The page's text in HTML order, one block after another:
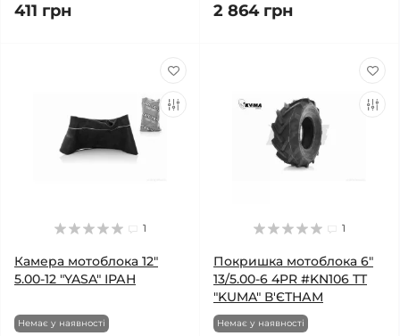
411 грн 2 864 грн
1
Камера мотоблока 12"
5.00-12 "YASA" ІРАН
Немає у наявності
1
Покришка мотоблока 6"
13/5.00-6 4PR #KN106 TT
"KUMA" В'ЄТНАМ
Немає у наявності